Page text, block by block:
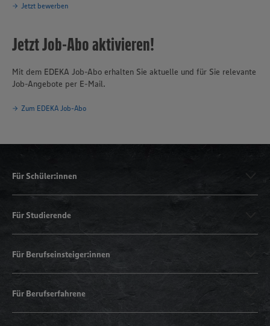
Jetzt bewerben
Jetzt Job-Abo aktivieren!
Mit dem EDEKA Job-Abo erhalten Sie aktuelle und für Sie relevante
Job-Angebote per E-Mail.
Zum EDEKA Job-Abo
Für Schüler:innen
Für Studierende
Für Berufseinsteiger:innen
Für Berufserfahrene